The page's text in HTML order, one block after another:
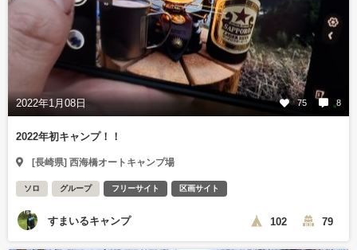
2022年1月08日 75 8
2022年初キャンプ！！
[長崎県] 西海橋オートキャンプ場
ソロ グループ フリーサイト 区画サイト
すまいるキャンプ 102 79